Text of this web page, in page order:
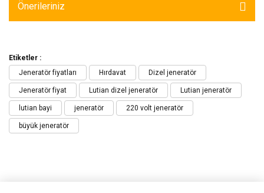
Önerileriniz
Etiketler :
Jeneratör fiyatları
Hırdavat Dizel jeneratör
Jeneratör fiyat Lutian dizel jeneratör Lutian jeneratör
lutian bayi jeneratör 220 volt jeneratör
büyük jeneratör